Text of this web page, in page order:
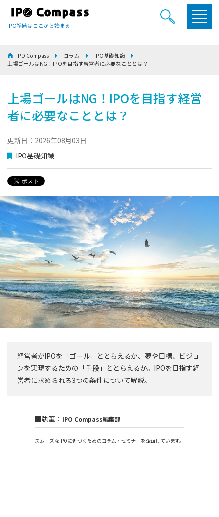
IPO準備はここから始まる
IPO Compass コラム
IPO基礎知識
上場ゴールはNG！IPOを目指す経営者に必要なこととは？
上場ゴールはNG！IPOを目指す経営
者に必要なこととは？
更新日：2026年08月03日
IPO基礎知識
経営者がIPOを「ゴール」ととらえるか、夢や目標、ビジョ
ンを実現するための「手段」ととらえるか。IPOを目指す経
営者に求められる3つの条件について解説。
■執筆： IPO Compass編集部
スムーズなIPOに近づくためのコラム・セミナーを企画しています。